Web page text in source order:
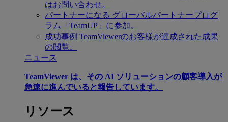
はお問い合わせ。
パートナーになる グローバルパートナープログ
ラム「TeamUP」に参加。
成功事例 TeamViewerのお客様が達成された成果
の閲覧。
ニュース
TeamViewer は、その AI ソリューションの顧客導入が
急速に進んでいると報告しています。
リソース